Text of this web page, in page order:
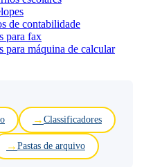
de contabilidade
para fax
para máquina de calcular
Classificadores
Pastas de arquivo